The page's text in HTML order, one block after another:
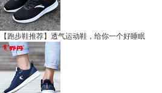
【跑步鞋推荐】透气运动鞋，给你一个好睡眠